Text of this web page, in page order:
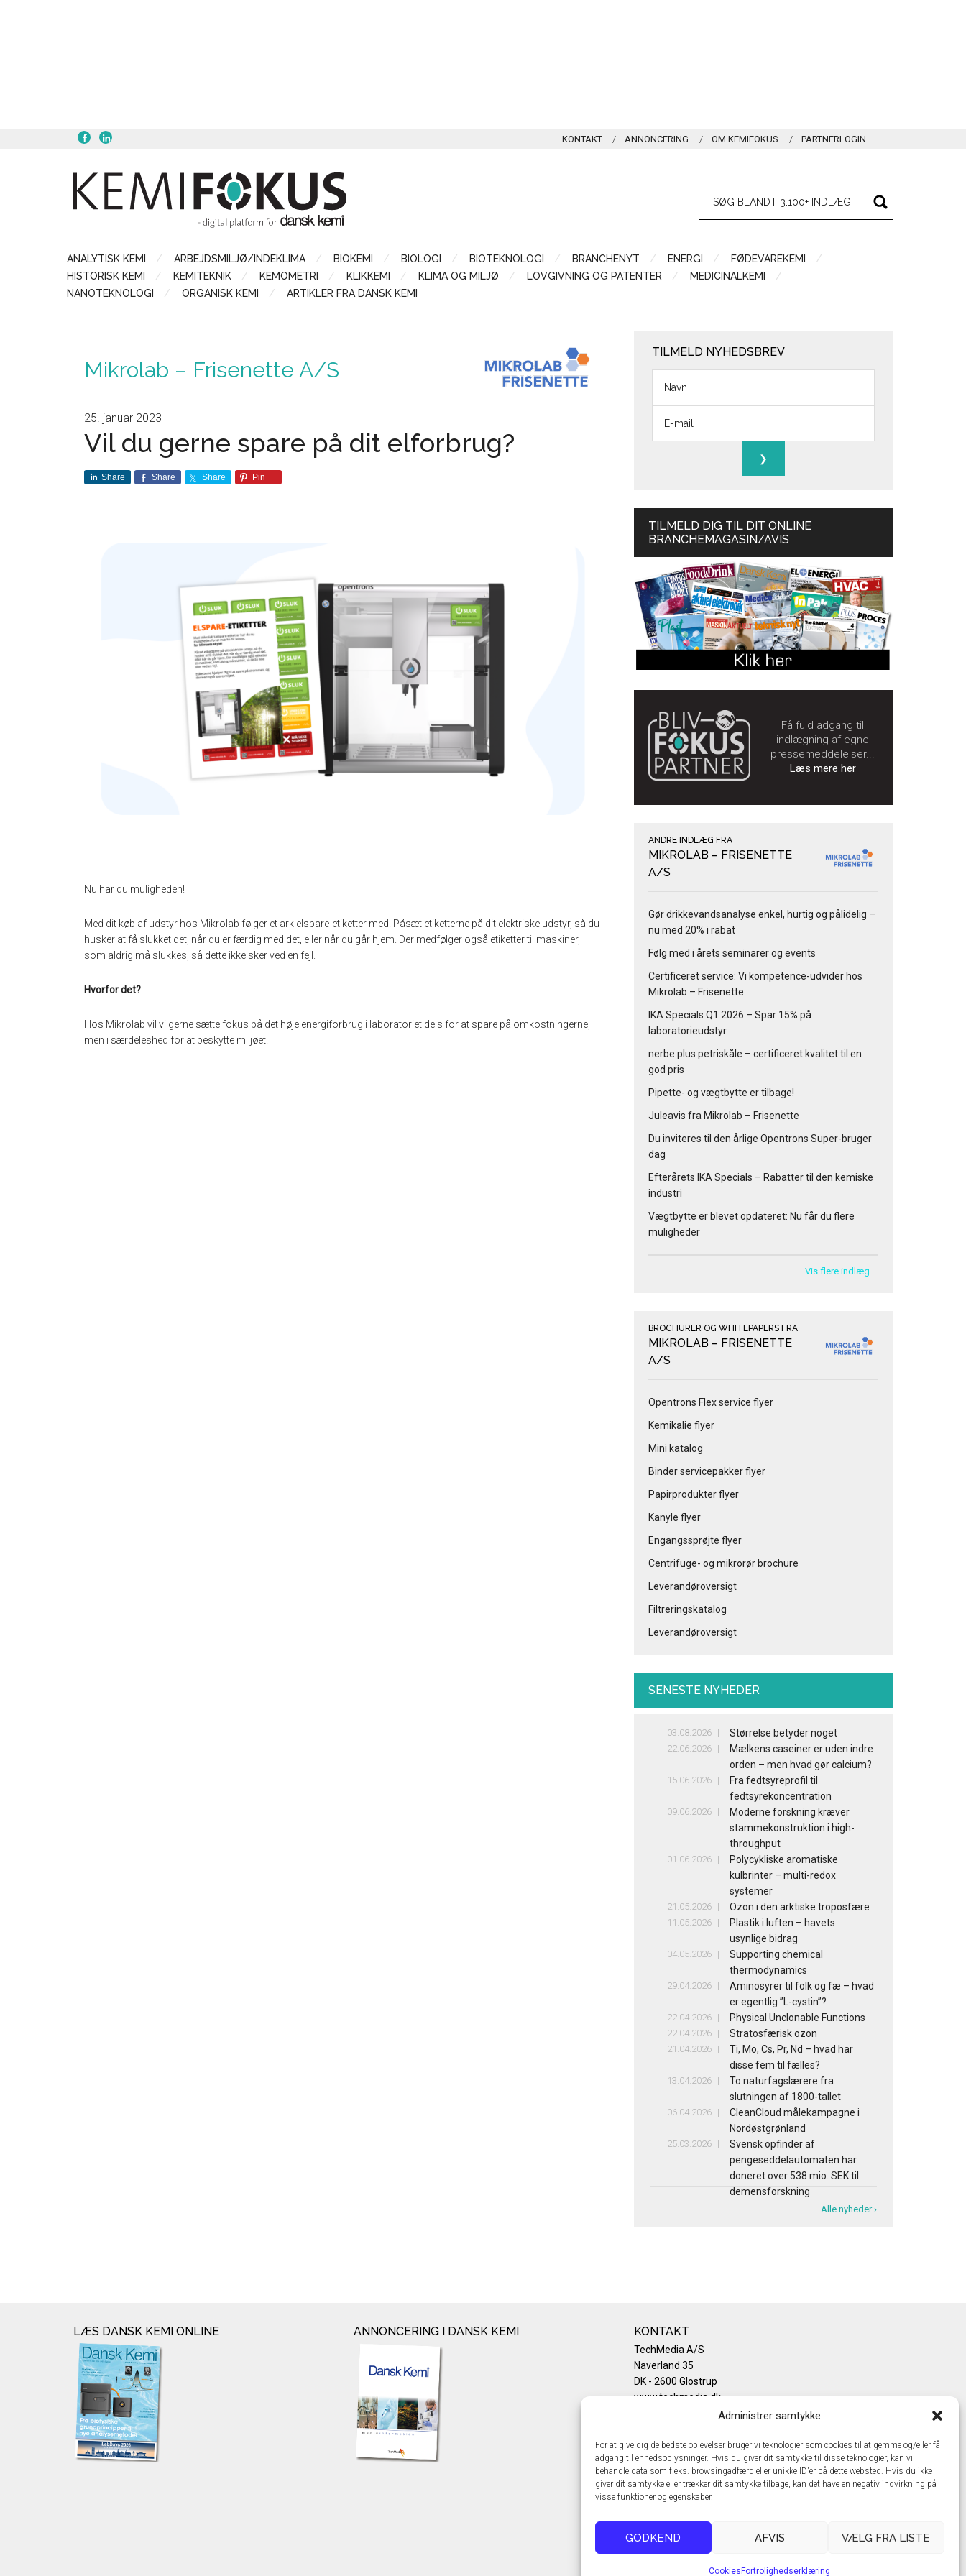
Administrer samtykke
For at give dig de bedste oplevelser bruger vi teknologier som cookies til at gemme og/eller få
adgang til enhedsoplysninger. Hvis du giver dit samtykke til disse teknologier, kan vi
behandle data som f.eks. browsingadfærd eller unikke ID'er på dette websted. Hvis du ikke
giver dit samtykke eller trækker dit samtykke tilbage, kan det have en negativ indvirkning på
visse funktioner og egenskaber.
GODKEND AFVIS VÆLG FRA LISTE
Cookies Fortrolighedserklæring
KONTAKT ANNONCERING OM KEMIFOKUS PARTNERLOGIN
ANALYTISK KEMI ARBEJDSMILJØ/INDEKLIMA BIOKEMI BIOLOGI BIOTEKNOLOGI BRANCHENYT ENERGI
FØDEVAREKEMI
HISTORISK KEMI
KEMITEKNIK KEMOMETRI KLIKKEMI KLIMA OG MILJØ LOVGIVNING OG PATENTER
MEDICINALKEMI
NANOTEKNOLOGI
ORGANISK KEMI ARTIKLER FRA DANSK KEMI
Mikrolab – Frisenette A/S
25. januar 2023
Vil du gerne spare på dit elforbrug?
Share Share Share Pin
Nu har du muligheden!
Med dit køb af udstyr hos Mikrolab følger et ark elspare-etiketter med. Påsæt etiketterne på dit elektriske udstyr, så du
husker at få slukket det, når du er færdig med det, eller når du går hjem. Der medfølger også etiketter til maskiner,
som aldrig må slukkes, så dette ikke sker ved en fejl.
Hvorfor det?
Hos Mikrolab vil vi gerne sætte fokus på det høje energiforbrug i laboratoriet dels for at spare på omkostningerne,
men i særdeleshed for at beskytte miljøet.
TILMELD NYHEDSBREV
TILMELD DIG TIL DIT ONLINE
BRANCHEMAGASIN/AVIS
Få fuld adgang til
indlægning af egne
pressemeddelelser...
Læs mere her
ANDRE INDLÆG FRA
MIKROLAB – FRISENETTE
A/S
Gør drikkevandsanalyse enkel, hurtig og pålidelig –
nu med 20% i rabat
Følg med i årets seminarer og events
Certificeret service: Vi kompetence-udvider hos
Mikrolab – Frisenette
IKA Specials Q1 2026 – Spar 15% på
laboratorieudstyr
nerbe plus petriskåle – certificeret kvalitet til en
god pris
Pipette- og vægtbytte er tilbage!
Juleavis fra Mikrolab – Frisenette
Du inviteres til den årlige Opentrons Super-bruger
dag
Efterårets IKA Specials – Rabatter til den kemiske
industri
Vægtbytte er blevet opdateret: Nu får du flere
muligheder
Vis flere indlæg …
BROCHURER OG WHITEPAPERS FRA
MIKROLAB – FRISENETTE
A/S
Opentrons Flex service flyer
Kemikalie flyer
Mini katalog
Binder servicepakker flyer
Papirprodukter flyer
Kanyle flyer
Engangssprøjte flyer
Centrifuge- og mikrorør brochure
Leverandøroversigt
Filtreringskatalog
Leverandøroversigt
SENESTE NYHEDER
03.08.2026 Størrelse betyder noget
22.06.2026
Mælkens caseiner er uden indre
orden – men hvad gør calcium?
15.06.2026
Fra fedtsyreprofil til
fedtsyrekoncentration
09.06.2026
Moderne forskning kræver
stammekonstruktion i high-
throughput
01.06.2026
Polycykliske aromatiske
kulbrinter – multi-redox
systemer
21.05.2026 Ozon i den arktiske troposfære
11.05.2026
Plastik i luften – havets
usynlige bidrag
04.05.2026
Supporting chemical
thermodynamics
29.04.2026
Aminosyrer til folk og fæ – hvad
er egentlig ”L-cystin”?
22.04.2026 Physical Unclonable Functions
22.04.2026 Stratosfærisk ozon
21.04.2026
Ti, Mo, Cs, Pr, Nd – hvad har
disse fem til fælles?
13.04.2026
To naturfagslærere fra
slutningen af 1800-tallet
06.04.2026
CleanCloud målekampagne i
Nordøstgrønland
25.03.2026
Svensk opfinder af
pengeseddelautomaten har
doneret over 538 mio. SEK til
demensforskning
Alle nyheder ›
LÆS DANSK KEMI ONLINE ANNONCERING I DANSK KEMI KONTAKT
TechMedia A/S
Naverland 35
DK - 2600 Glostrup
www.techmedia.dk
Telefon: +45 43 24 26 28
Privatlivspolitik
Cookiepolitik